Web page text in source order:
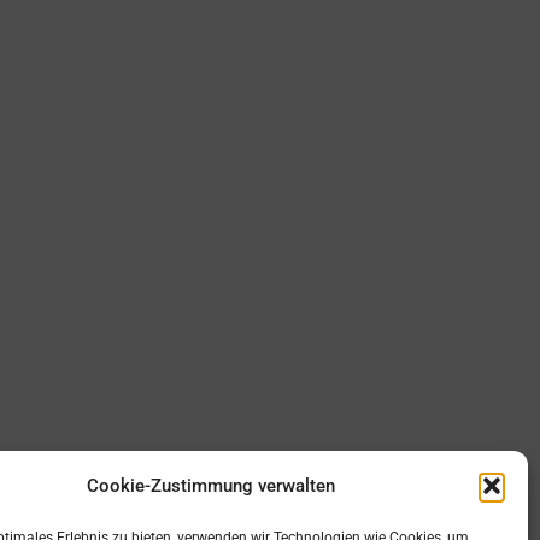
Cookie-Zustimmung verwalten